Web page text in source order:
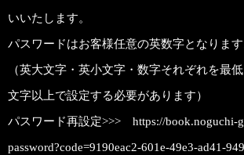
いいたします。
パスワードはお客様任意の英数字となります
（英大文字・英小文字・数字それぞれを最
文字以上で設定する必要があります）
パスワード再設定>>> https://book.noguchi-
password?code=9190eac2-601e-49e3-ad41-